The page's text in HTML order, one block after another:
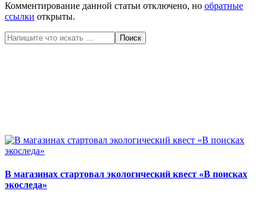
Комментирование данной статьи отключено, но обратные
ссылки открыты.
Поиск
В магазинах стартовал экологический квест «В поисках
экоследа»